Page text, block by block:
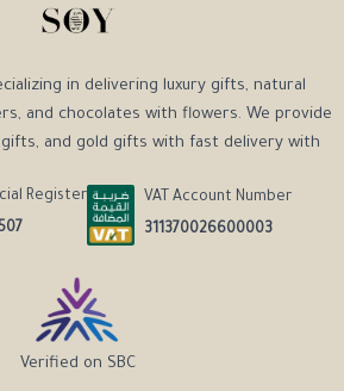
in delivering luxury gifts, natural
and chocolates with flowers. We provide
and gold gifts with fast delivery with
Register
VAT Account Number
311370026600003
Verified on SBC